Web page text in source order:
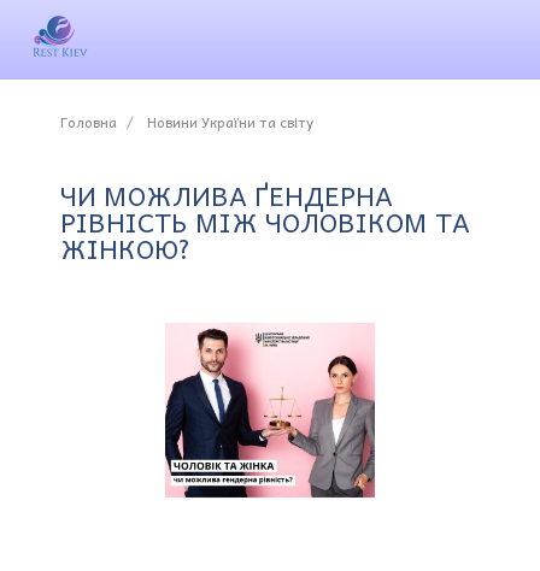
Головна Новини України та світу
ЧИ МОЖЛИВА ҐЕНДЕРНА
РІВНІСТЬ МІЖ ЧОЛОВІКОМ ТА
ЖІНКОЮ?